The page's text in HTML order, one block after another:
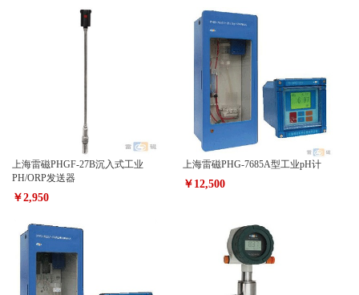
上海雷磁PHGF-27B沉入式工业
PH/ORP发送器
￥2,950
上海雷磁PHG-7685A型工业pH计
￥12,500